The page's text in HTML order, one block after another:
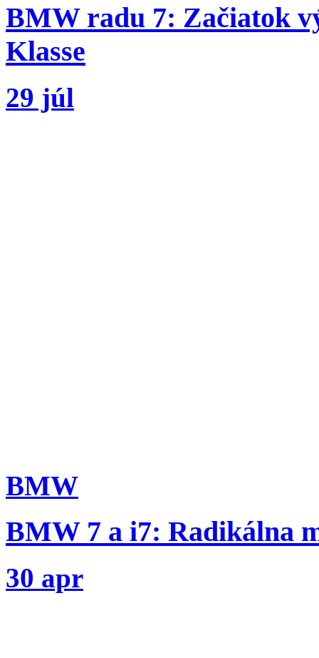
BMW radu 7: Začiatok
Klasse
29 júl
BMW
BMW 7 a i7: Radikálna
30 apr